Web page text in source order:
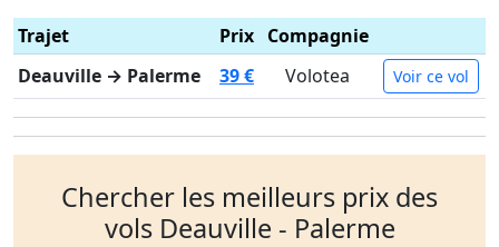
Trajet
Prix Compagnie
Deauville → Palerme
39 € Volotea Voir ce vol
Chercher les meilleurs prix des
vols Deauville - Palerme